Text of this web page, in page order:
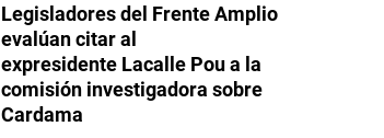
Legisladores del Frente Amplio
evalúan citar al
expresidente Lacalle Pou a la
comisión investigadora sobre
Cardama